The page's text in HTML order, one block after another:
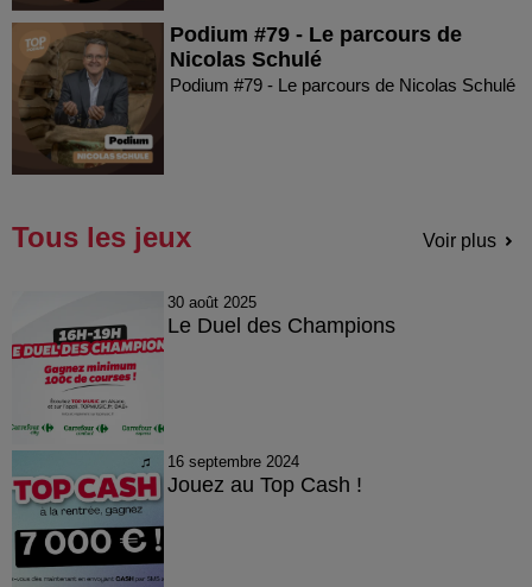
Podium #79 - Le parcours de
Nicolas Schulé
Podium #79 - Le parcours de Nicolas Schulé
Tous les jeux Voir plus
30 août 2025
Le Duel des Champions
16 septembre 2024
Jouez au Top Cash !